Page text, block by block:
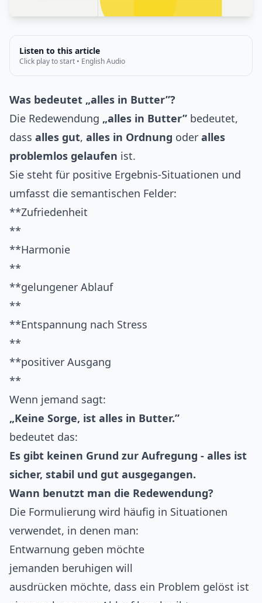
Listen to this article
Click play to start • English Audio
Was bedeutet „alles in Butter”?
Die Redewendung „alles in Butter” bedeutet,
dass alles gut, alles in Ordnung oder alles
problemlos gelaufen ist.
Sie steht für positive Ergebnis-Situationen und
umfasst die semantischen Felder:
**Zufriedenheit
**
**Harmonie
**
**gelungener Ablauf
**
**Entspannung nach Stress
**
**positiver Ausgang
**
Wenn jemand sagt:
„Keine Sorge, ist alles in Butter.”
bedeutet das:
Es gibt keinen Grund zur Aufregung - alles ist
sicher, stabil und gut ausgegangen.
Wann benutzt man die Redewendung?
Die Formulierung wird häufig in Situationen
verwendet, in denen man:
Entwarnung geben möchte
jemanden beruhigen will
ausdrücken möchte, dass ein Problem gelöst ist